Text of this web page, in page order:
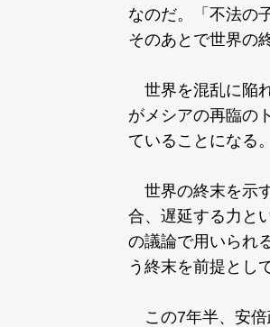
なのだ。「不法の
そのあとで世界の
世界を混乱に陥
がメシアの再臨の
ていることになる。
世界の終末を示
合、遅延する力と
の議論で用いられ
う終末を前提とし
この7年半、安倍